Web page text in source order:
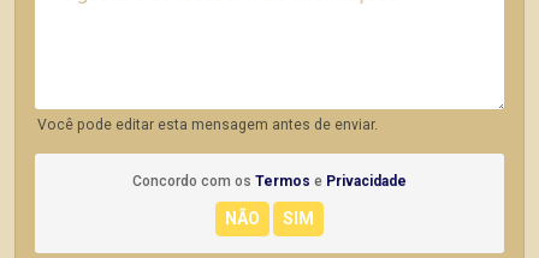
Você pode editar esta mensagem antes de enviar.
Concordo com os Termos e Privacidade